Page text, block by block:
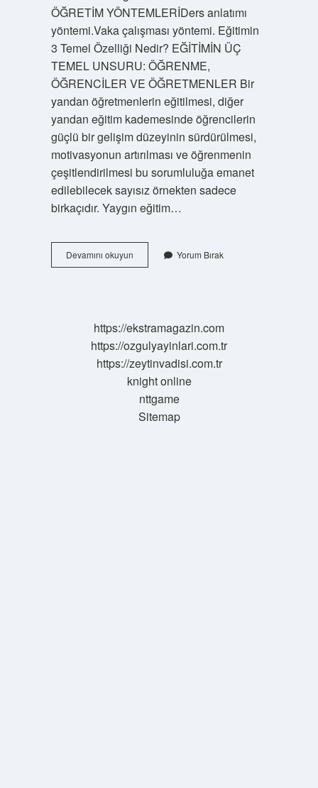
ÖĞRETİM YÖNTEMLERİDers anlatımı
yöntemi.Vaka çalışması yöntemi. Eğitimin
3 Temel Özelliği Nedir? EĞİTİMİN ÜÇ
TEMEL UNSURU: ÖĞRENME,
ÖĞRENCİLER VE ÖĞRETMENLER Bir
yandan öğretmenlerin eğitilmesi, diğer
yandan eğitim kademesinde öğrencilerin
güçlü bir gelişim düzeyinin sürdürülmesi,
motivasyonun artırılması ve öğrenmenin
çeşitlendirilmesi bu sorumluluğa emanet
edilebilecek sayısız örnekten sadece
birkaçıdır. Yaygın eğitim…
Devamını okuyunEğitimin
Türleri
Yorum Bırak
https://ekstramagazin.com
https://ozgulyayinlari.com.tr
https://zeytinvadisi.com.tr
knight online
nttgame
Sitemap